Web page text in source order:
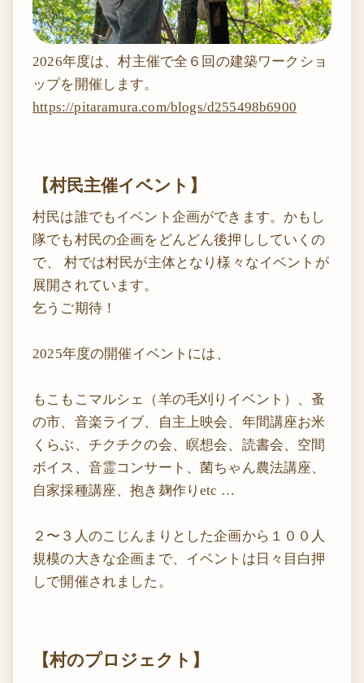
2026年度は、村主催で全６回の建築ワークショ
ップを開催します。
https://pitaramura.com/blogs/d255498b6900
【村民主催イベント】
村民は誰でもイベント企画ができます。かもし
隊でも村民の企画をどんどん後押ししていくの
で、 村では村民が主体となり様々なイベントが
展開されています。
乞うご期待！
2025年度の開催イベントには、
もこもこマルシェ（羊の毛刈りイベント）、蚤
の市、音楽ライブ、自主上映会、年間講座お米
くらぶ、チクチクの会、瞑想会、読書会、空間
ボイス、音霊コンサート、菌ちゃん農法講座、
自家採種講座、抱き麹作りetc …
２〜３人のこじんまりとした企画から１００人
規模の大きな企画まで、イベントは日々目白押
しで開催されました。
【村のプロジェクト】